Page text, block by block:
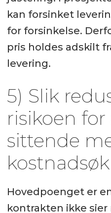
kan forsinket
for forsinkelse.
pris holdes adskilt
levering.
5) Slik
risikoen for
sittende
Hovedpoenget er
kontrakten ikke sier